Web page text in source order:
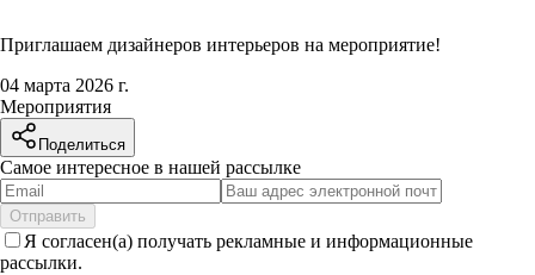
Приглашаем дизайнеров интерьеров на мероприятие!
04 марта 2026 г.
Мероприятия
Поделиться
Самое интересное в нашей рассылке
Отправить
Я согласен(а) получать рекламные и информационные
рассылки.